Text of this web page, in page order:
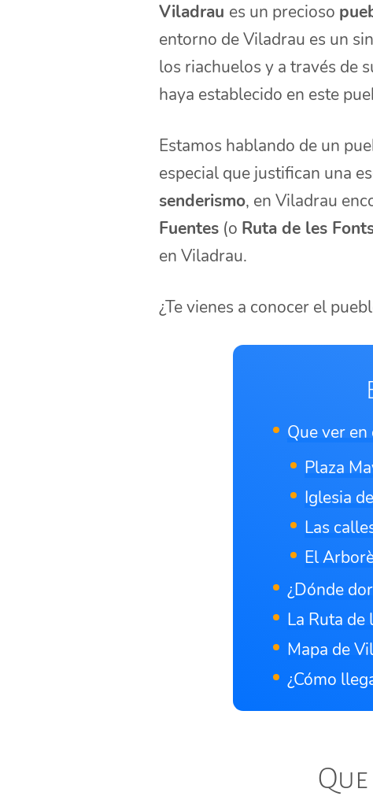
Viladrau es un precioso
entorno de Viladrau es un
los riachuelos y a través de
haya establecido en este
Estamos hablando de un
especial que justifican una
senderismo, en Viladrau
Fuentes(o Ruta de les
en Viladrau.
¿Te vienes a conocer el
Que ver
Plaza
Iglesia
Las
El
¿Dónde
La Ruta de
Mapa de
¿Cómo